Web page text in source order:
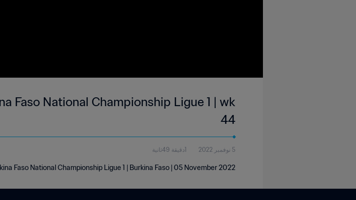
Faso National Championship Ligue 1 | wk
44
5 نوفمبر 2022 1دقيقة 49ثانية
Faso National Championship Ligue 1 | Burkina Faso | 05 November 2022